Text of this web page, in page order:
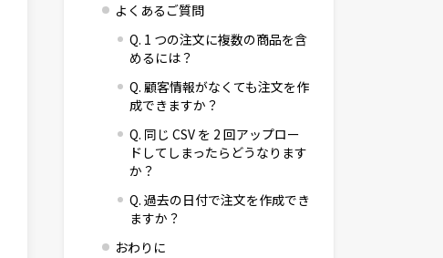
よくあるご質問
Q. 1 つの注文に複数の商品を含
めるには？
Q. 顧客情報がなくても注文を作
成できますか？
Q. 同じ CSV を 2 回アップロー
ドしてしまったらどうなります
か？
Q. 過去の日付で注文を作成でき
ますか？
おわりに